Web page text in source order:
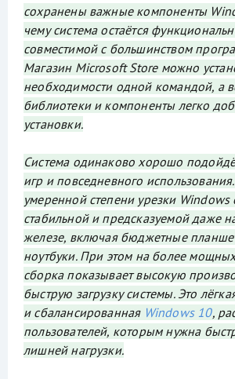
сохранены важные компоненты
чему система остаётся
совместимой с большинством
Магазин Microsoft Store можно
необходимости одной командой, а
библиотеки и компоненты легко
установки.
Система одинаково хорошо
игр и повседневного
умеренной степени урезки Windows
стабильной и предсказуемой даже
железе, включая бюджетные
ноутбуки. При этом на более
сборка показывает высокую
быструю загрузку системы. Это
и сбалансированная Windows 10,
пользователей, которым нужна
лишней нагрузки.